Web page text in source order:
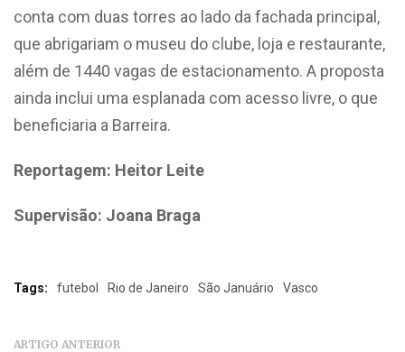
conta com duas torres ao lado da fachada principal,
que abrigariam o museu do clube, loja e restaurante,
além de 1440 vagas de estacionamento. A proposta
ainda inclui uma esplanada com acesso livre, o que
beneficiaria a Barreira.
Reportagem: Heitor Leite
Supervisão: Joana Braga
Tags: futebol Rio de Janeiro São Januário Vasco
ARTIGO ANTERIOR